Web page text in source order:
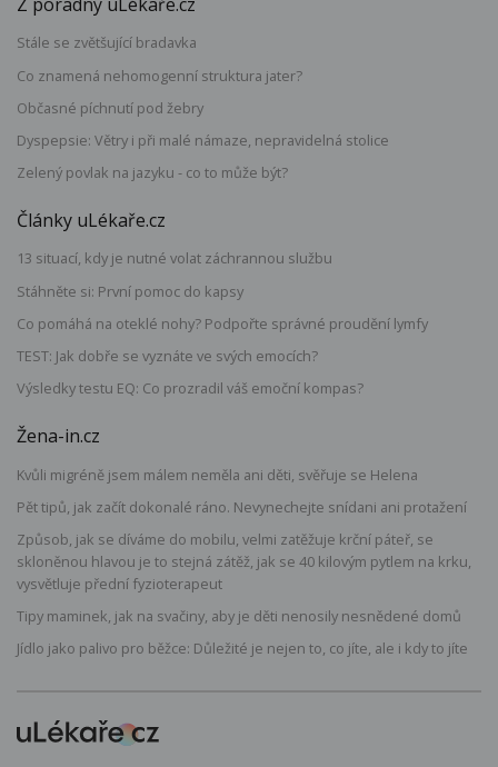
Stále se zvětšující bradavka
Co znamená nehomogenní struktura jater?
Občasné píchnutí pod žebry
Dyspepsie: Větry i při malé námaze, nepravidelná stolice
Zelený povlak na jazyku - co to může být?
Články uLékaře.cz
13 situací, kdy je nutné volat záchrannou službu
Stáhněte si: První pomoc do kapsy
Co pomáhá na oteklé nohy? Podpořte správné proudění lymfy
TEST: Jak dobře se vyznáte ve svých emocích?
Výsledky testu EQ: Co prozradil váš emoční kompas?
Žena-in.cz
Kvůli migréně jsem málem neměla ani děti, svěřuje se Helena
Pět tipů, jak začít dokonalé ráno. Nevynechejte snídani ani protažení
Způsob, jak se díváme do mobilu, velmi zatěžuje krční páteř, se
skloněnou hlavou je to stejná zátěž, jak se 40 kilovým pytlem na krku,
vysvětluje přední fyzioterapeut
Tipy maminek, jak na svačiny, aby je děti nenosily nesnědené domů
Jídlo jako palivo pro běžce: Důležité je nejen to, co jíte, ale i kdy to jíte